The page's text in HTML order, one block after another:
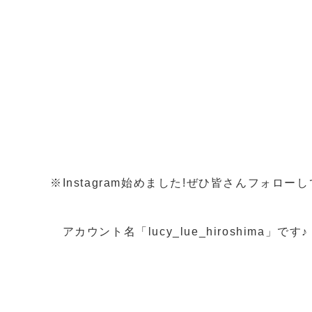
※Instagram始めました!ぜひ皆さんフォローし
アカウント名「lucy_lue_hiroshima」です♪